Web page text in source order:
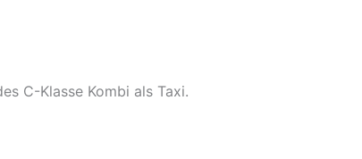
C-Klasse Kombi als Taxi.